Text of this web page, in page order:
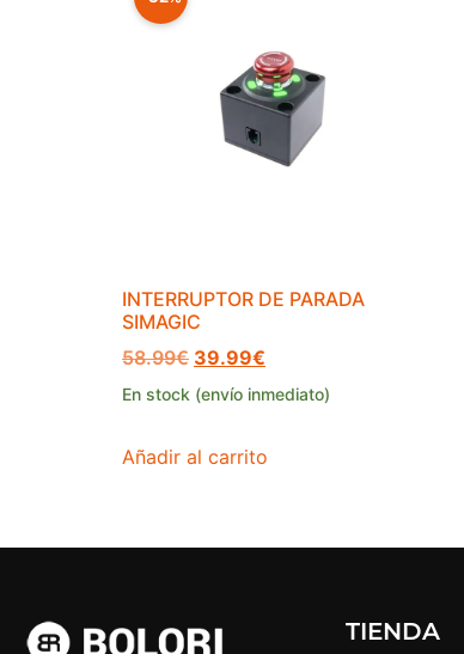
INTERRUPTOR DE PARADA
SIMAGIC
58.99€ 39.99€
En stock (envío inmediato)
Añadir al carrito
TIENDA